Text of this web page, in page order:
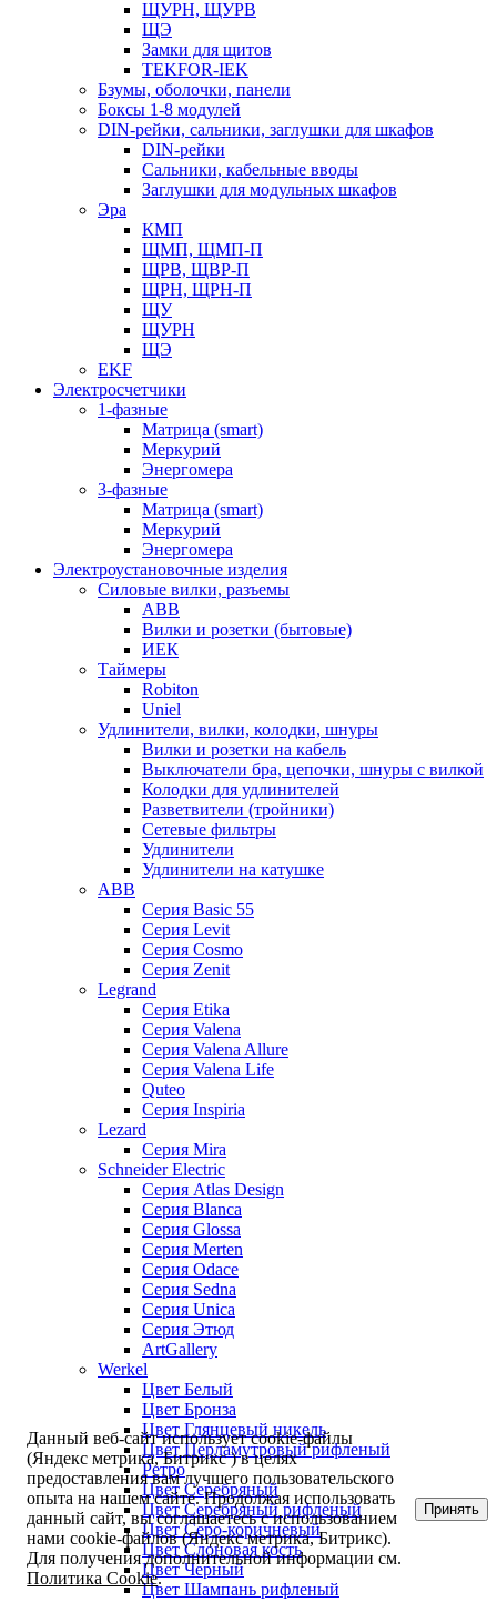
ЩУРН, ЩУРВ
ЩЭ
Замки для щитов
TEKFOR-IEK
Бзумы, оболочки, панели
Боксы 1-8 модулей
DIN-рейки, сальники, заглушки для шкафов
DIN-рейки
Сальники, кабельные вводы
Заглушки для модульных шкафов
Эра
КМП
ЩМП, ЩМП-П
ЩРВ, ЩВР-П
ЩРН, ЩРН-П
ЩУ
ЩУРН
ЩЭ
EKF
Электросчетчики
1-фазные
Матрица (smart)
Меркурий
Энергомера
3-фазные
Матрица (smart)
Меркурий
Энергомера
Электроустановочные изделия
Силовые вилки, разъемы
ABB
Вилки и розетки (бытовые)
ИЕК
Таймеры
Robiton
Uniel
Удлинители, вилки, колодки, шнуры
Вилки и розетки на кабель
Выключатели бра, цепочки, шнуры с вилкой
Колодки для удлинителей
Разветвители (тройники)
Сетевые фильтры
Удлинители
Удлинители на катушке
ABB
Серия Basic 55
Серия Levit
Серия Cosmo
Серия Zenit
Legrand
Серия Etika
Серия Valena
Серия Valena Allure
Серия Valena Life
Quteo
Серия Inspiria
Lezard
Серия Mira
Schneider Electric
Серия Atlas Design
Серия Blanca
Серия Glossa
Серия Merten
Серия Odace
Серия Sedna
Серия Unica
Серия Этюд
ArtGallery
Werkel
Цвет Белый
Цвет Бронза
Цвет Глянцевый никель
Цвет Перламутровый рифленый
Ретро
Цвет Серебряный
Цвет Серебряный рифленый
Цвет Серо-коричневый
Цвет Слоновая кость
Цвет Черный
Цвет Шампань рифленый
Данный веб-сайт использует cookie-файлы
(Яндекс метрика, Битрикс ) в целях
предоставления вам лучшего пользовательского
опыта на нашем сайте. Продолжая использовать
данный сайт, вы соглашаетесь с использованием
нами cookie-файлов (Яндекс метрика, Битрикс).
Для получения дополнительной информации см.
Политика Cookie.
Принять